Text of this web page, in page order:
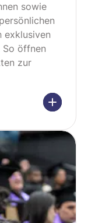
sowie
exklusiven
So öffnen
zur